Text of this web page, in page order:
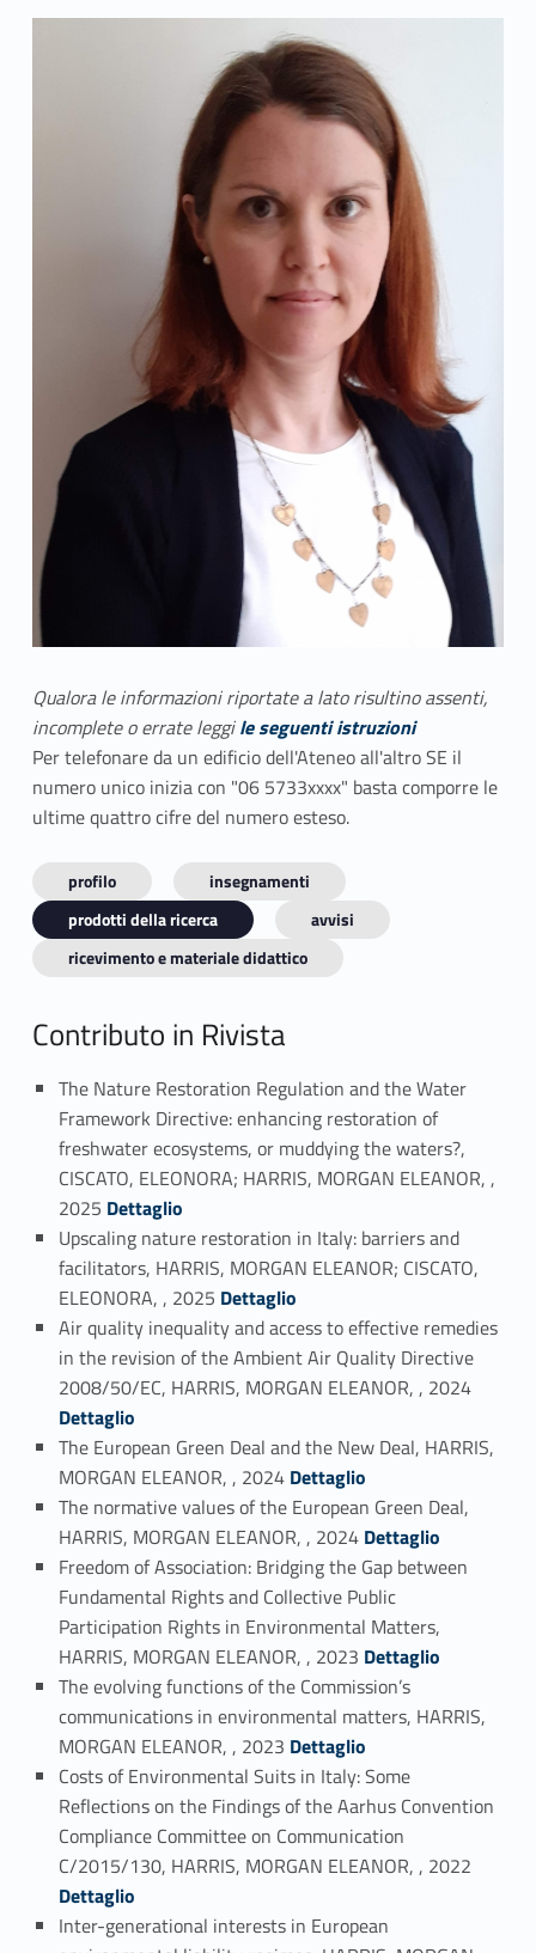
Qualora le informazioni riportate a lato risultino assenti,
incomplete o errate leggile seguenti istruzioni
Per telefonare da un edificio dell'Ateneo all'altro SE il
numero unico inizia con "06 5733xxxx" basta comporre le
ultime quattro cifre del numero esteso.
profilo
insegnamenti
prodotti della ricerca
avvisi
ricevimento e materiale didattico
Contributo in Rivista
The Nature Restoration Regulation and the Water
Framework Directive: enhancing restoration of
freshwater ecosystems, or muddying the waters?,
CISCATO, ELEONORA; HARRIS, MORGAN ELEANOR, ,
2025 Link identifier #identifier_person_7074-1Dettaglio
Upscaling nature restoration in Italy: barriers and
facilitators, HARRIS, MORGAN ELEANOR; CISCATO,
ELEONORA, , 2025 Link identifier #identifier_person_193641-2Dettaglio
Air quality inequality and access to effective remedies
in the revision of the Ambient Air Quality Directive
2008/50/EC, HARRIS, MORGAN ELEANOR, , 2024
Dettaglio
The European Green Deal and the New Deal, HARRIS,
MORGAN ELEANOR, , 2024 Link identifier #identifier_person_163743-4Dettaglio
The normative values of the European Green Deal,
HARRIS, MORGAN ELEANOR, , 2024 Link identifier #identifier_person_128711-5Dettaglio
Freedom of Association: Bridging the Gap between
Fundamental Rights and Collective Public
Participation Rights in Environmental Matters,
HARRIS, MORGAN ELEANOR, , 2023 Link identifier #identifier_person_116860-6Dettaglio
The evolving functions of the Commission’s
communications in environmental matters, HARRIS,
MORGAN ELEANOR, , 2023 Link identifier #identifier_person_91101-7Dettaglio
Costs of Environmental Suits in Italy: Some
Reflections on the Findings of the Aarhus Convention
Compliance Committee on Communication
C/2015/130, HARRIS, MORGAN ELEANOR, , 2022
Dettaglio
Inter-generational interests in European